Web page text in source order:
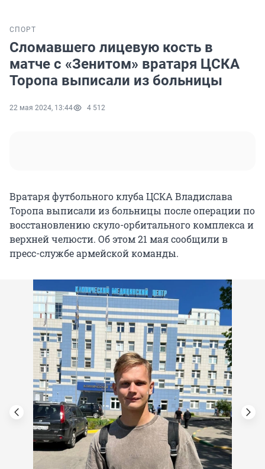
СПОРТ
Сломавшего лицевую кость в
матче с «Зенитом» вратаря ЦСКА
Торопа выписали из больницы
22 мая 2024, 13:44 4 512
Вратаря футбольного клуба ЦСКА Владислава
Торопа выписали из больницы после операции по
восстановлению скуло-орбитального комплекса и
верхней челюсти. Об этом 21 мая сообщили в
пресс-службе армейской команды.